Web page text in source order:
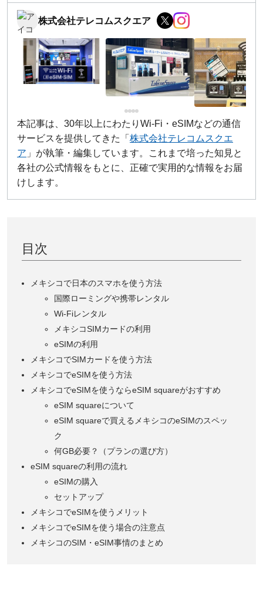
株式会社テレコムスクエア
本記事は、30年以上にわたりWi-Fi・eSIMなどの通信
サービスを提供してきた「 株式会社テレコムスクエ
ア 」が執筆・編集しています。これまで培った知見と
各社の公式情報をもとに、正確で実用的な情報をお届
けします。
目次
メキシコで日本のスマホを使う方法
国際ローミングや携帯レンタル
Wi-Fiレンタル
メキシコSIMカードの利用
eSIMの利用
メキシコでSIMカードを使う方法
メキシコでeSIMを使う方法
メキシコでeSIMを使うならeSIM squareがおすすめ
eSIM squareについて
eSIM squareで買えるメキシコのeSIMのスペッ
ク
何GB必要？（プランの選び方）
eSIM squareの利用の流れ
eSIMの購入
セットアップ
メキシコでeSIMを使うメリット
メキシコでeSIMを使う場合の注意点
メキシコのSIM・eSIM事情のまとめ